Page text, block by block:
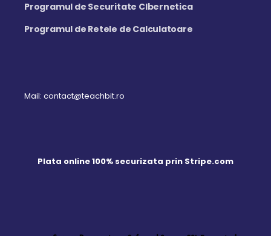
Programul de Securitate CIbernetica
Programul de Retele de Calculatoare
Mail: contact@teachbit.ro
Plata online 100% securizata prin Stripe.com